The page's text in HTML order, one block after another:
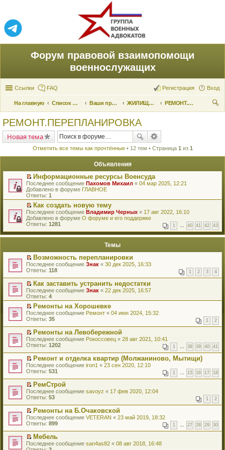
Форум правовой взаимопомощи
военнослужащих
Ссылки FAQ Вход
Регистрация
На главную Список форумов Ваши права и их реализация ЖИЛИЩНЫЕ ВОПРОСЫ
РЕМОНТ.ПЕРЕПЛАНИРОВКА
РЕМОНТ.ПЕРЕПЛАНИРОВКА
Новая тема
Отметить все темы как прочтённые• 12 тем • Страница 1 из 1
Объявления
П
е
р
е
й
т
и
к
е
о
м
у
н
е
п
р
о
ч
и
т
а
н
н
о
м
с
о
о
б
щ
е
н
и
ю
Информационные ресурсы Военсуда
Последнее сообщение Пахомов Михаил « 04 мар 2025, 12:21
Добавлено в форуме ГЛАВНОЕ
Ответы: 1
П
е
р
й
к
п
е
р
в
о
м
у
н
е
п
р
ч
и
т
а
н
н
о
м
у
с
о
о
щ
е
н
и
ю
Как создать новую тему
Последнее сообщение Владимир Черных « 17 авг 2022, 16:10
Добавлено в форуме О форуме и его поддержке
Ответы: 1281 1 … 40 41 42 43
Темы
П
е
е
й
т
и
к
п
е
р
в
о
м
у
н
е
п
р
ч
и
т
а
н
н
о
м
у
с
о
Возможность перепланировки
Последнее сообщение Знак « 30 дек 2025, 16:33
Ответы: 118 1 2 3 4
П
е
р
е
й
т
к
п
е
р
в
о
м
у
н
е
п
р
ч
и
т
а
н
н
о
Как заставить устранить недостатки
Последнее сообщение Знак « 22 дек 2025, 16:57
Ответы: 4
П
е
е
й
т
и
к
п
е
р
в
о
м
у
е
п
р
о
ч
и
т
Ремонты на Хорошевке
Последнее сообщение Ремонт « 04 июн 2024, 15:32
Ответы: 35 1 2
П
е
е
й
т
и
к
п
е
р
в
о
м
у
е
п
р
Ремонты на Левобережной
Последнее сообщение Рокоссовец « 28 авг 2021, 10:41
Ответы: 1202 1 … 38 39 40 41
П
е
е
й
т
и
к
п
е
р
в
о
м
у
Ремонт и отделка квартир (Молжаниново, Мытищи)
Последнее сообщение iron1 « 23 сен 2020, 12:10
Ответы: 531 1 … 15 16 17 18
П
е
е
й
т
и
к
п
е
РемСтрой
Последнее сообщение savoyz « 17 фев 2020, 12:04
Ответы: 53 1 2
П
е
е
й
т
Ремонты на Б.Очаковской
Последнее сообщение VETERAN « 23 май 2019, 18:32
Ответы: 899 1 … 27 28 29 30
П
е
Мебель
Последнее сообщение san4as82 « 08 авг 2018, 16:48